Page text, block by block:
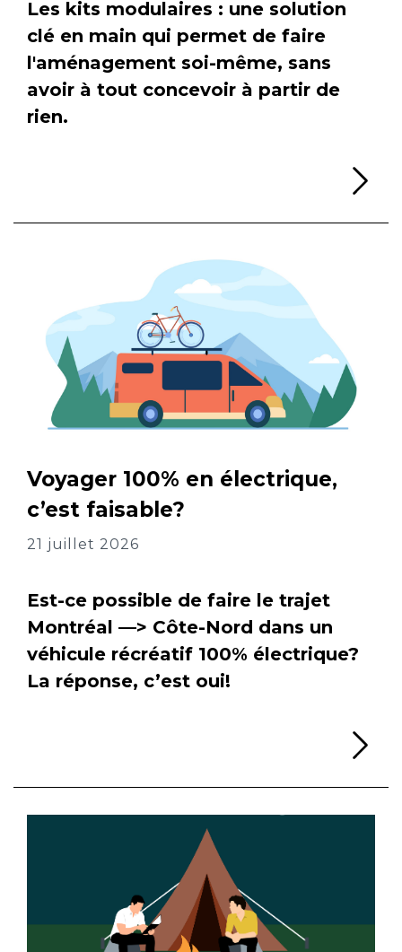
Les kits modulaires : une solution
clé en main qui permet de faire
l'aménagement soi-même, sans
avoir à tout concevoir à partir de
rien.
Voyager 100% en électrique,
c’est faisable?
21 juillet 2026
Est-ce possible de faire le trajet
Montréal —> Côte-Nord dans un
véhicule récréatif 100% électrique?
La réponse, c’est oui!